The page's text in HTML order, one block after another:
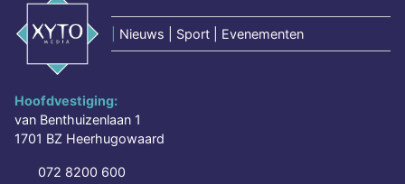
Nieuws | Sport | Evenementen
Hoofdvestiging:
van Benthuizenlaan 1
1701 BZ Heerhugowaard
072 8200 600